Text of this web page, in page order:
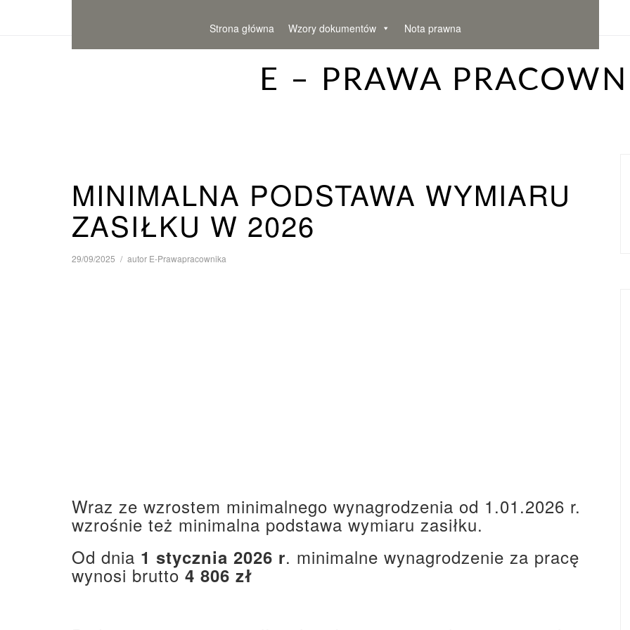
Strona główna Wzory dokumentów Nota prawna
E – PRAWA
MINIMALNA PODSTAWA WYMIARU
ZASIŁKU W 2026
29/09/2025 autor E-Prawapracownika
Wraz ze wzrostem minimalnego wynagrodzenia od 1.01.2026 r.
wzrośnie też minimalna podstawa wymiaru zasiłku.
Od dnia 1 stycznia 2026 r. minimalne wynagrodzenie za pracę
wynosi brutto 4 806 zł